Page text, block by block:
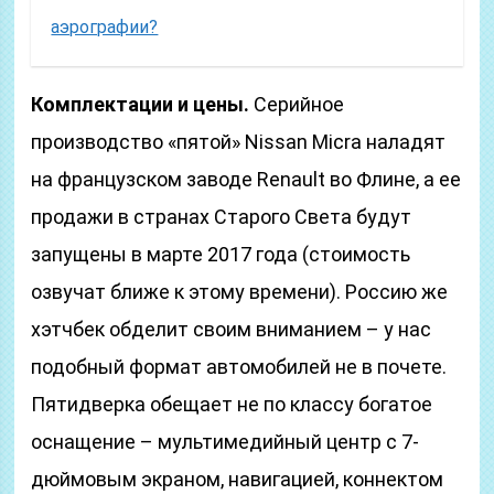
аэрографии?
Комплектации и цены. Серийное
производство «пятой» Nissan Micra наладят
на французском заводе Renault во Флине, а ее
продажи в странах Старого Света будут
запущены в марте 2017 года (стоимость
озвучат ближе к этому времени). Россию же
хэтчбек обделит своим вниманием – у нас
подобный формат автомобилей не в почете.
Пятидверка обещает не по классу богатое
оснащение – мультимедийный центр с 7-
дюймовым экраном, навигацией, коннектом